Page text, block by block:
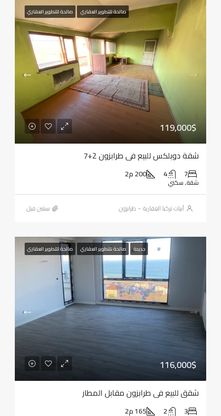
صالحة للتطوير العقاري صالحة للتطوير العقاري
119,000$
شقة دوبلكس للبيع في طرابزون 2+7
7
4 200 م2
شقة, سكني
أبيات تركيا العقارية – طرابزون ‏سنتين قبل
جديدة صالحة للتطوير العقاري صالحة للتطوير العقاري
116,000$
شقق للبيع في طرابزون مقابل المطار
3
2 165 م2